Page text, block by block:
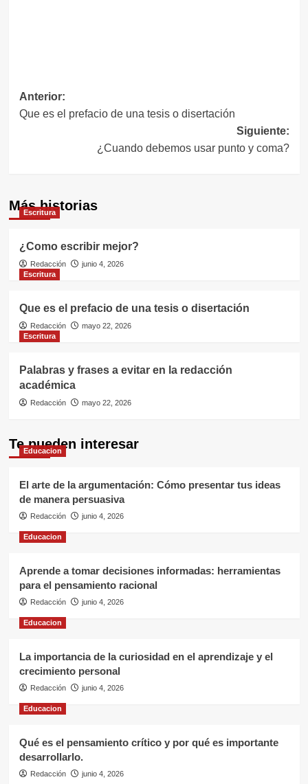
Navegación
de
entradas
Anterior:
Que es el prefacio de una tesis o disertación
Siguiente:
¿Cuando debemos usar punto y coma?
Más historias
Escritura
¿Como escribir mejor?
Redacción
junio 4, 2026
Escritura
Que es el prefacio de una tesis o disertación
Redacción
mayo 22, 2026
Escritura
Palabras y frases a evitar en la redacción
académica
Redacción mayo 22, 2026
Te pueden interesar
Educacion
El arte de la argumentación: Cómo presentar tus ideas
de manera persuasiva
Redacción junio 4, 2026
Educacion
Aprende a tomar decisiones informadas: herramientas
para el pensamiento racional
Redacción junio 4, 2026
Educacion
La importancia de la curiosidad en el aprendizaje y el
crecimiento personal
Redacción junio 4, 2026
Educacion
Qué es el pensamiento crítico y por qué es importante
desarrollarlo.
Redacción junio 4, 2026